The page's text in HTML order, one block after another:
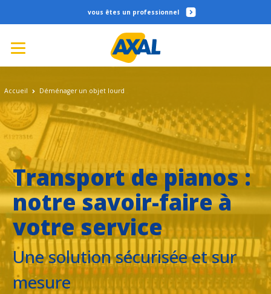
professionnel
Transport de pianos :
notre savoir-faire à
votre service
Une solution sécurisée et sur
mesure
Accueil Déménager un objet lourd